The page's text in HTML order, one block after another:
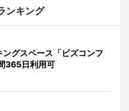
ンキング
グスペース「ビズコンフ
365日利用可